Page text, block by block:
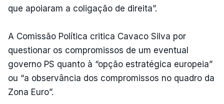
que apoiaram a coligação de direita”.
A Comissão Política critica Cavaco Silva por
questionar os compromissos de um eventual
governo PS quanto à “opção estratégica europeia”
ou “a observância dos compromissos no quadro da
Zona Euro”.